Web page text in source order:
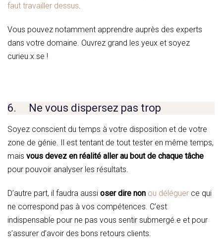
faut travailler dessus.
Vous pouvez notamment apprendre auprès des experts
dans votre domaine. Ouvrez grand les yeux et soyez
curieu.x.se !
6. Ne vous dispersez pas trop
Soyez conscient du temps à votre disposition et de votre
zone de génie. Il est tentant de tout tester en même temps,
mais vous devez en réalité aller au bout de chaque tâche
pour pouvoir analyser les résultats.
D’autre part, il faudra aussi oser dire non ou déléguer ce qui
ne correspond pas à vos compétences. C’est
indispensable pour ne pas vous sentir submergé.e et pour
s’assurer d’avoir des bons retours clients.